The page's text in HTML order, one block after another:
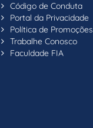
Código de Conduta
Portal da Privacidade
Política de Promoções
Trabalhe Conosco
Faculdade FIA